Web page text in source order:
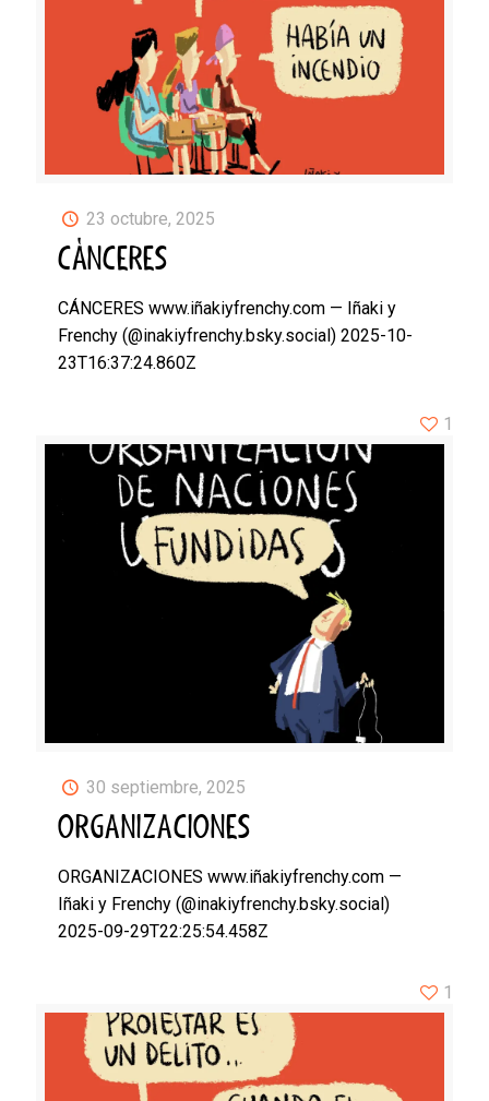
23 octubre, 2025
CÁNCERES
CÁNCERES www.iñakiyfrenchy.com — Iñaki y
Frenchy (@inakiyfrenchy.bsky.social) 2025-10-
23T16:37:24.860Z
30 septiembre, 2025
ORGANIZACIONES
ORGANIZACIONES www.iñakiyfrenchy.com —
Iñaki y Frenchy (@inakiyfrenchy.bsky.social)
2025-09-29T22:25:54.458Z
1
1